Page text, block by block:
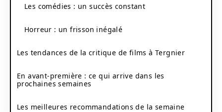
Les comédies : un succès constant
Horreur : un frisson inégalé
Les tendances de la critique de films à Tergnier
En avant-première : ce qui arrive dans les
prochaines semaines
Les meilleures recommandations de la semaine